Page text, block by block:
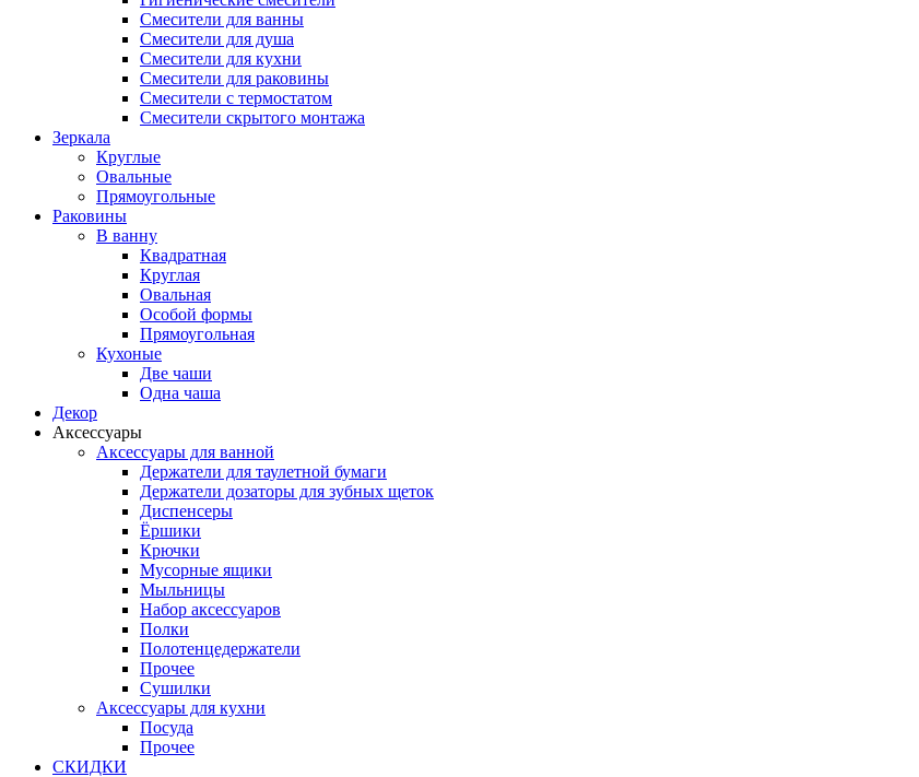
Смесители для ванны
Смесители для душа
Смесители для кухни
Смесители для раковины
Смесители с термостатом
Смесители скрытого монтажа
Зеркала
Круглые
Овальные
Прямоугольные
Раковины
В ванну
Квадратная
Круглая
Овальная
Особой формы
Прямоугольная
Кухоные
Две чаши
Одна чаша
Декор
Аксессуары
Аксессуары для ванной
Держатели для таулетной бумаги
Держатели дозаторы для зубных щеток
Диспенсеры
Ёршики
Крючки
Мусорные ящики
Мыльницы
Набор аксессуаров
Полки
Полотенцедержатели
Прочее
Сушилки
Аксессуары для кухни
Посуда
Прочее
СКИДКИ